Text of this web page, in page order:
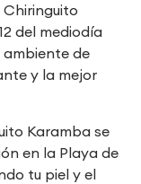
Chiringuito
del mediodía
ambiente de
y la mejor
Karamba se
en la Playa de
tu piel y el